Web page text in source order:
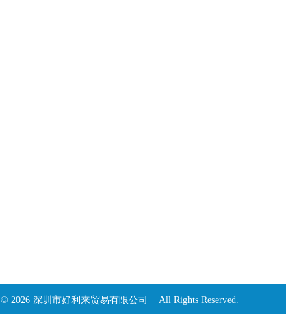
© 2026 深圳市好利来贸易有限公司 All Rights Reserved.